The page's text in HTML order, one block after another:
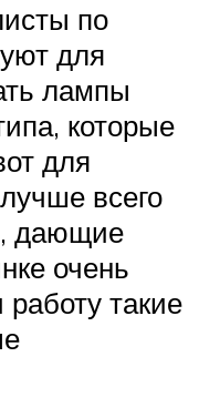
по
для
лампы
которые
для
всего
дающие
очень
работу такие